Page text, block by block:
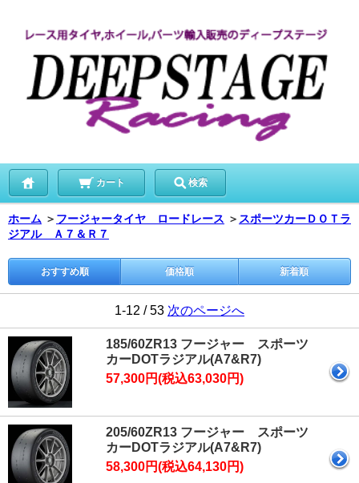
カート 検索
ホーム ＞ フージャータイヤ ロードレース ＞ スポーツカーＤＯＴラ
ジアル Ａ７＆Ｒ７
おすすめ順 価格順 新着順
1-12 / 53 次のページへ
185/60ZR13 フージャー スポーツ
カーDOTラジアル(A7&R7)
57,300円(税込63,030円)
205/60ZR13 フージャー スポーツ
カーDOTラジアル(A7&R7)
58,300円(税込64,130円)